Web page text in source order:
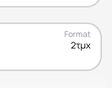
Format
2τμχ